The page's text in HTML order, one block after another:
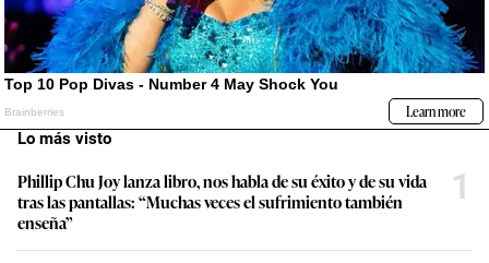
Lo más visto
Phillip Chu Joy lanza libro, nos habla de su éxito y de su vida
tras las pantallas: “Muchas veces el sufrimiento también
enseña”
1